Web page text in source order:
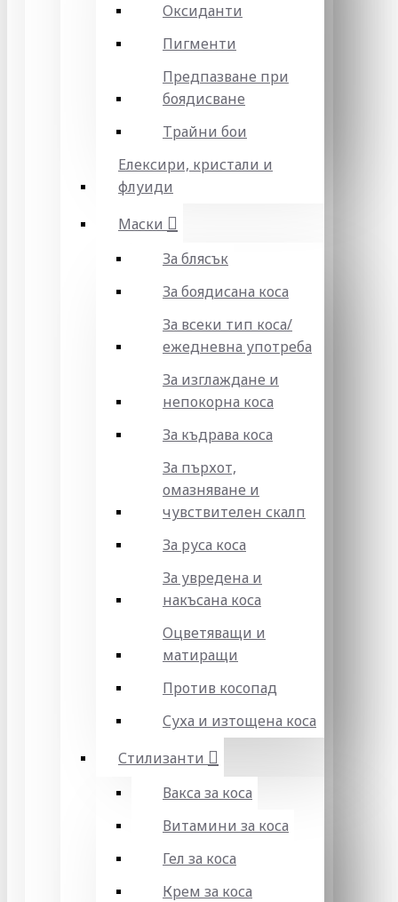
Оксиданти
Пигменти
Предпазване при
боядисване
Трайни бои
Елексири, кристали и
флуиди
Маски
За блясък
За боядисана коса
За всеки тип коса/
ежедневна употреба
За изглаждане и
непокорна коса
За къдрава коса
За пърхот,
омазняване и
чувствителен скалп
За руса коса
За увредена и
накъсана коса
Оцветяващи и
матиращи
Против косопад
Суха и изтощена коса
Стилизанти
Вакса за коса
Витамини за коса
Гел за коса
Крем за коса